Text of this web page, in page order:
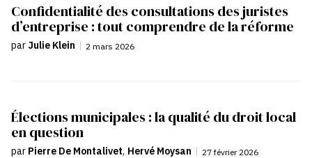
Confidentialité des consultations des juristes
d’entreprise : tout comprendre de la réforme
par Julie Klein | 2 mars 2026
Élections municipales : la qualité du droit local
en question
par Pierre De Montalivet, Hervé Moysan | 27 février 2026